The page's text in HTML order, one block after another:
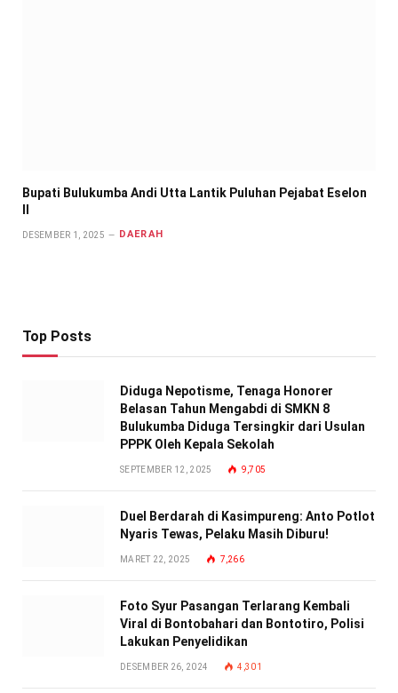
Bupati Bulukumba Andi Utta Lantik Puluhan Pejabat Eselon
DESEMBER 1, 2025 DAERAH
Top Posts
Diduga Nepotisme, Tenaga Honorer
Belasan Tahun Mengabdi di SMKN 8
Bulukumba Diduga Tersingkir dari Usulan
PPPK Oleh Kepala Sekolah
SEPTEMBER 12, 2025 9,705
Duel Berdarah di Kasimpureng: Anto Potlot
Nyaris Tewas, Pelaku Masih Diburu!
MARET 22, 2025 7,266
Foto Syur Pasangan Terlarang Kembali
Viral di Bontobahari dan Bontotiro, Polisi
Lakukan Penyelidikan
DESEMBER 26, 2024 4,301